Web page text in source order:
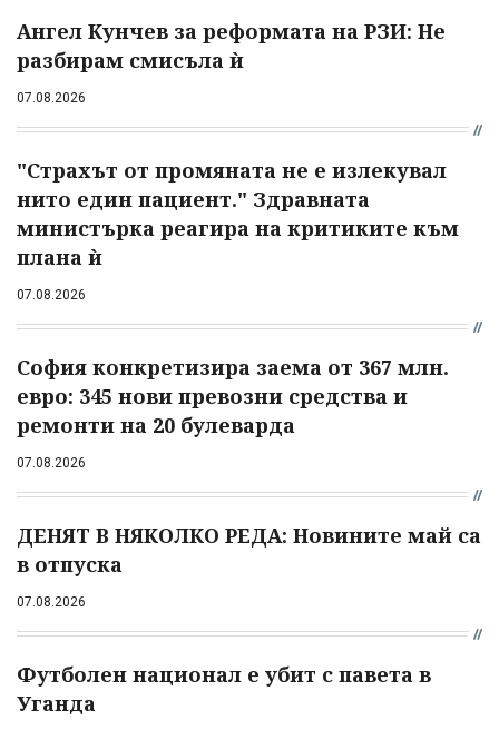
Ангел Кунчев за реформата на РЗИ: Не
разбирам смисъла ѝ
07.08.2026
"Страхът от промяната не е излекувал
нито един пациент." Здравната
министърка реагира на критиките към
плана ѝ
07.08.2026
София конкретизира заема от 367 млн.
евро: 345 нови превозни средства и
ремонти на 20 булеварда
07.08.2026
ДЕНЯТ В НЯКОЛКО РЕДА: Новините май са
в отпуска
07.08.2026
Футболен национал е убит с павета в
Уганда